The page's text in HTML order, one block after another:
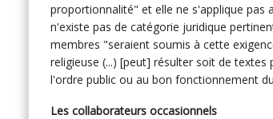
proportionnalité" et elle ne s'applique pas
n'existe pas de catégorie juridique
membres "seraient soumis à cette
religieuse (...) [peut] résulter soit de
l'ordre public ou au bon fonctionnement
Les collaborateurs occasionnels